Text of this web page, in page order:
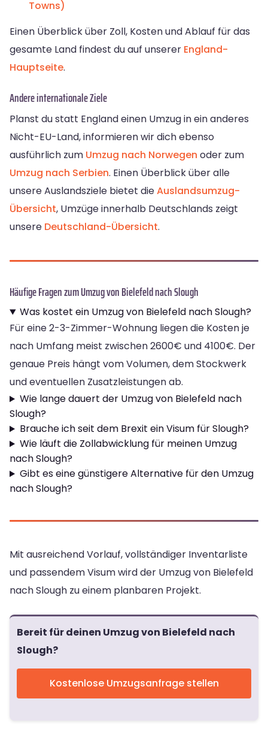
Towns)
Einen Überblick über Zoll, Kosten und Ablauf für das
gesamte Land findest du auf unserer England-
Hauptseite.
Andere internationale Ziele
Planst du statt England einen Umzug in ein anderes
Nicht-EU-Land, informieren wir dich ebenso
ausführlich zum Umzug nach Norwegen oder zum
Umzug nach Serbien. Einen Überblick über alle
unsere Auslandsziele bietet dieAuslandsumzug-
Übersicht, Umzüge innerhalb Deutschlands zeigt
unsere Deutschland-Übersicht.
Häufige Fragen zum Umzug von Bielefeld nach Slough
Was kostet ein Umzug von Bielefeld nach Slough?
Für eine 2-3-Zimmer-Wohnung liegen die Kosten je
nach Umfang meist zwischen 2600€ und 4100€. Der
genaue Preis hängt vom Volumen, dem Stockwerk
und eventuellen Zusatzleistungen ab.
Wie lange dauert der Umzug von Bielefeld nach
Slough?
Brauche ich seit dem Brexit ein Visum für Slough?
Wie läuft die Zollabwicklung für meinen Umzug
nach Slough?
Gibt es eine günstigere Alternative für den Umzug
nach Slough?
Mit ausreichend Vorlauf, vollständiger Inventarliste
und passendem Visum wird der Umzug von Bielefeld
nach Slough zu einem planbaren Projekt.
Bereit für deinen Umzug von Bielefeld nach
Slough?
Kostenlose Umzugsanfrage stellen